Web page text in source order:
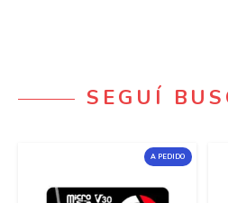
SEGUÍ
A PEDIDO